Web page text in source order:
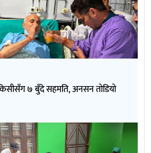
केसीसँग ७ बुँदे सहमति, अनसन तोडियो